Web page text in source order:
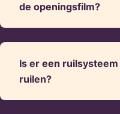
de openingsfilm?
Is er een
ruilen?